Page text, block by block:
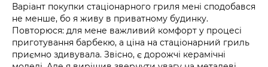
Варіант покупки стаціонарного гриля мені сподобався
не менше, бо я живу в приватному будинку.
Повторюся: для мене важливий комфорт у процесі
приготування барбекю, а ціна на стаціонарний гриль
приємно здивувала. Звісно, є дорожчі керамічні